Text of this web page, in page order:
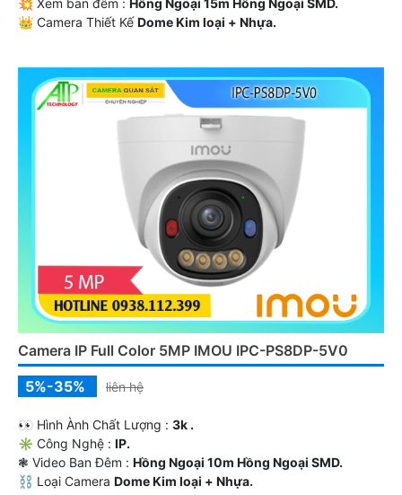
👑 Camera Thiết KếDome Kim loại + Nhựa.
Camera IP Full Color 5MP IMOU IPC-PS8DP-5V0
5%-35%
liên hệ
️👀 Hình Ành Chất Lượng : 3k .
✳️ Công Nghệ : IP.
❃ Video Ban Đêm : Hồng Ngoại 10m Hồng Ngoại SMD.
⛓ Loại Camera Dome Kim loại + Nhựa.